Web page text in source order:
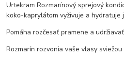
Urtekram Rozmarínový sprejový
koko-kaprylátom vyživuje a hydratuje
Pomáha rozčesať pramene a
Rozmarín rozvonia vaše vlasy